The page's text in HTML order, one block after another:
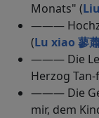
Monats" (
———
(Lu xiao 蓼
——— Die
Herzog Tan-
——— Die
mir, dem